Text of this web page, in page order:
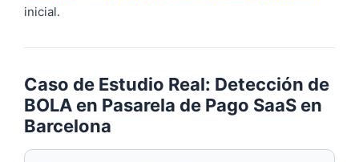
inicial.
Caso de Estudio Real: Detección de
BOLA en Pasarela de Pago SaaS en
Barcelona